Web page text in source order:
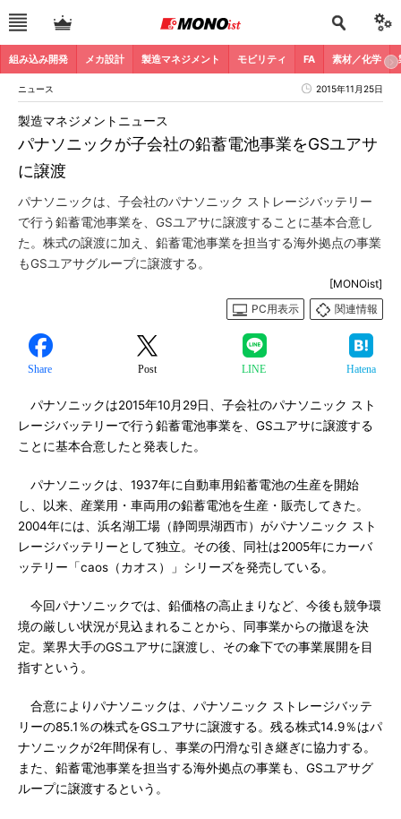
組み込み開発 メカ設計 製造マネジメント モビリティ FA 素材／化学
ニュース 2015年11月25日
パナソニックが子会社の鉛蓄電池事業をGSユアサ
に譲渡
製造マネジメントニュース
パナソニックは、子会社のパナソニック ストレージバッテリー
で行う鉛蓄電池事業を、GSユアサに譲渡することに基本合意し
た。株式の譲渡に加え、鉛蓄電池事業を担当する海外拠点の事業
もGSユアサグループに譲渡する。
[MONOist]
PC用表示
関連情報
Share Post LINE Hatena
パナソニックは2015年10月29日、子会社のパナソニック スト
レージバッテリーで行う鉛蓄電池事業を、GSユアサに譲渡する
ことに基本合意したと発表した。
パナソニックは、1937年に自動車用鉛蓄電池の生産を開始
し、以来、産業用・車両用の鉛蓄電池を生産・販売してきた。
2004年には、浜名湖工場（静岡県湖西市）がパナソニック スト
レージバッテリーとして独立。その後、同社は2005年にカーバ
ッテリー「caos（カオス）」シリーズを発売している。
今回パナソニックでは、鉛価格の高止まりなど、今後も競争環
境の厳しい状況が見込まれることから、同事業からの撤退を決
定。業界大手のGSユアサに譲渡し、その傘下での事業展開を目
指すという。
合意によりパナソニックは、パナソニック ストレージバッテ
リーの85.1％の株式をGSユアサに譲渡する。残る株式14.9％はパ
ナソニックが2年間保有し、事業の円滑な引き継ぎに協力する。
また、鉛蓄電池事業を担当する海外拠点の事業も、GSユアサグ
ループに譲渡するという。